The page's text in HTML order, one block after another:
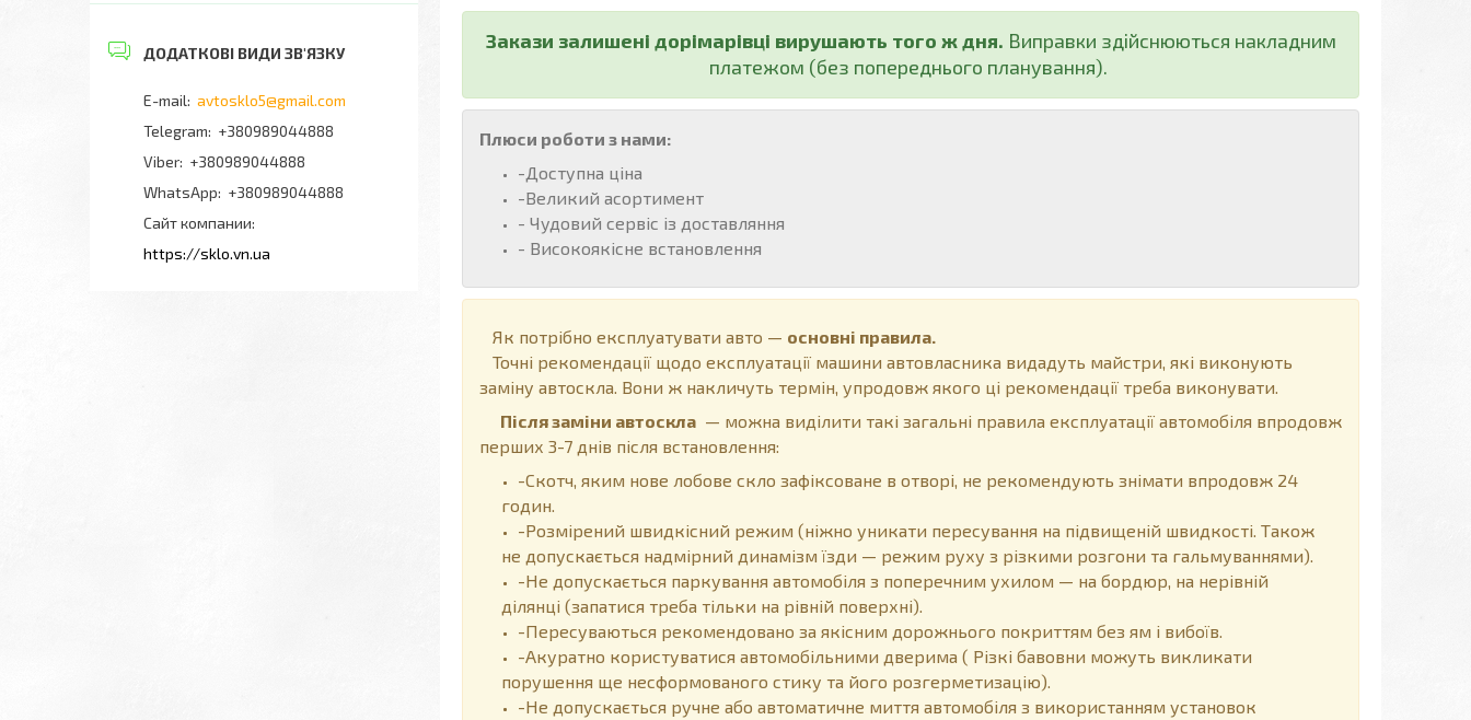
Закази залишені дорімарівці вирушають того ж дня. Виправки здійснюються накладним
платежом (без попереднього планування).
Плюси роботи з нами:
-Доступна ціна
-Великий асортимент
- Чудовий сервіс із доставляння
- Високоякісне встановлення
Як потрібно експлуатувати авто — основні правила.
Точні рекомендації щодо експлуатації машини автовласника видадуть майстри, які виконують
заміну автоскла. Вони ж накличуть термін, упродовж якого ці рекомендації треба виконувати.
Після заміни автоскла — можна виділити такі загальні правила експлуатації автомобіля впродовж
перших 3-7 днів після встановлення:
-Скотч, яким нове лобове скло зафіксоване в отворі, не рекомендують знімати впродовж 24
годин.
-Розмірений швидкісний режим (ніжно уникати пересування на підвищеній швидкості. Також
не допускається надмірний динамізм їзди — режим руху з різкими розгони та гальмуваннями).
-Не допускається паркування автомобіля з поперечним ухилом — на бордюр, на нерівній
ділянці (запатися треба тільки на рівній поверхні).
-Пересуваються рекомендовано за якісним дорожнього покриттям без ям і вибоїв.
-Акуратно користуватися автомобільними дверима ( Різкі бавовни можуть викликати
порушення ще несформованого стику та його розгерметизацію).
-Не допускається ручне або автоматичне миття автомобіля з використанням установок
avtosklo5@gmail.com
+380989044888
+380989044888
+380989044888
Сайт компании
https://sklo.vn.ua